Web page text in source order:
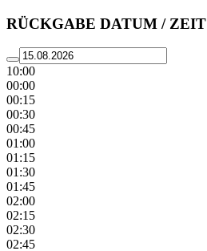
RÜCKGABE DATUM / ZEIT
10:00
00:00
00:15
00:30
00:45
01:00
01:15
01:30
01:45
02:00
02:15
02:30
02:45